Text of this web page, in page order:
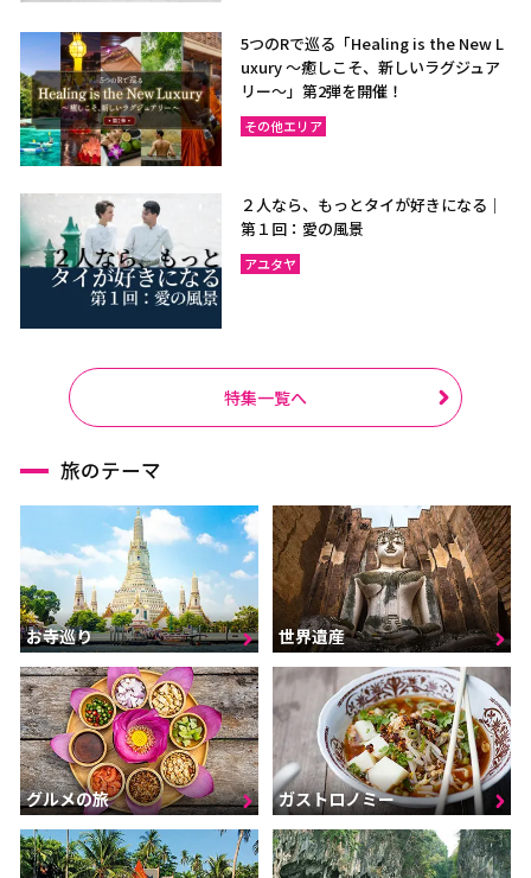
5つのRで巡る「Healing is the New L
uxury ～癒しこそ、新しいラグジュア
リー〜」第2弾を開催！
その他エリア
２人なら、もっとタイが好きになる｜
第１回：愛の風景
アユタヤ
特集一覧へ
旅のテーマ
お寺巡り 世界遺産
グルメの旅 ガストロノミー